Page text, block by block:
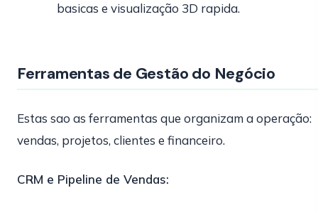
basicas e visualização 3D rapida.
Ferramentas de Gestão do Negócio
Estas sao as ferramentas que organizam a operação:
vendas, projetos, clientes e financeiro.
CRM e Pipeline de Vendas: